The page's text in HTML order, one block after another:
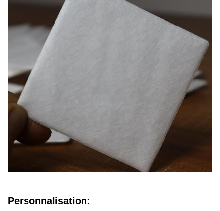
Personnalisation: